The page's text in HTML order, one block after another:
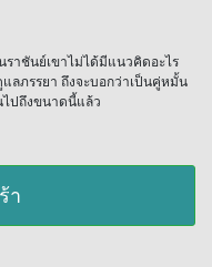
ราชันย์เขาไม่ได้มีแนวคิดอะไร
ลภรรยา ถึงจะบอกว่าเป็นคู่หมั้น
ไปถึงขนาดนี้แล้ว
า